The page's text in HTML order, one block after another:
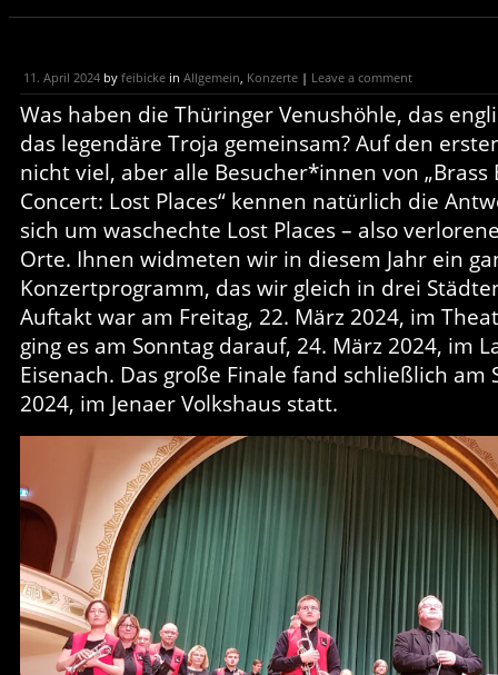
11. April 2024 by feibicke in Allgemein, Konzerte | Leave a comment
Was haben die Thüringer Venushöhle, das
das legendäre Troja gemeinsam? Auf den
nicht viel, aber alle Besucher*innen von „Brass
Concert: Lost Places“ kennen natürlich die
sich um waschechte Lost Places – also
Orte. Ihnen widmeten wir in diesem Jahr ein
Konzertprogramm, das wir gleich in drei
Auftakt war am Freitag, 22. März 2024, im
ging es am Sonntag darauf, 24. März 2024, im
Eisenach. Das große Finale fand schließlich am
2024, im Jenaer Volkshaus statt.